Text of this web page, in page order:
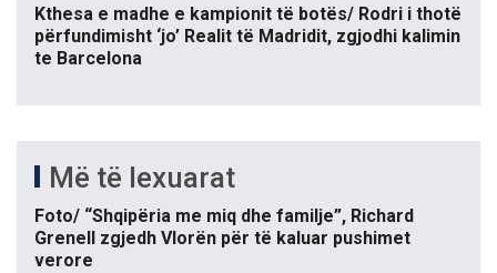
Kthesa e madhe e kampionit të botës/ Rodri i thotë
përfundimisht ‘jo’ Realit të Madridit, zgjodhi kalimin
te Barcelona
Më të lexuarat
Foto/ “Shqipëria me miq dhe familje”, Richard
Grenell zgjedh Vlorën për të kaluar pushimet
verore